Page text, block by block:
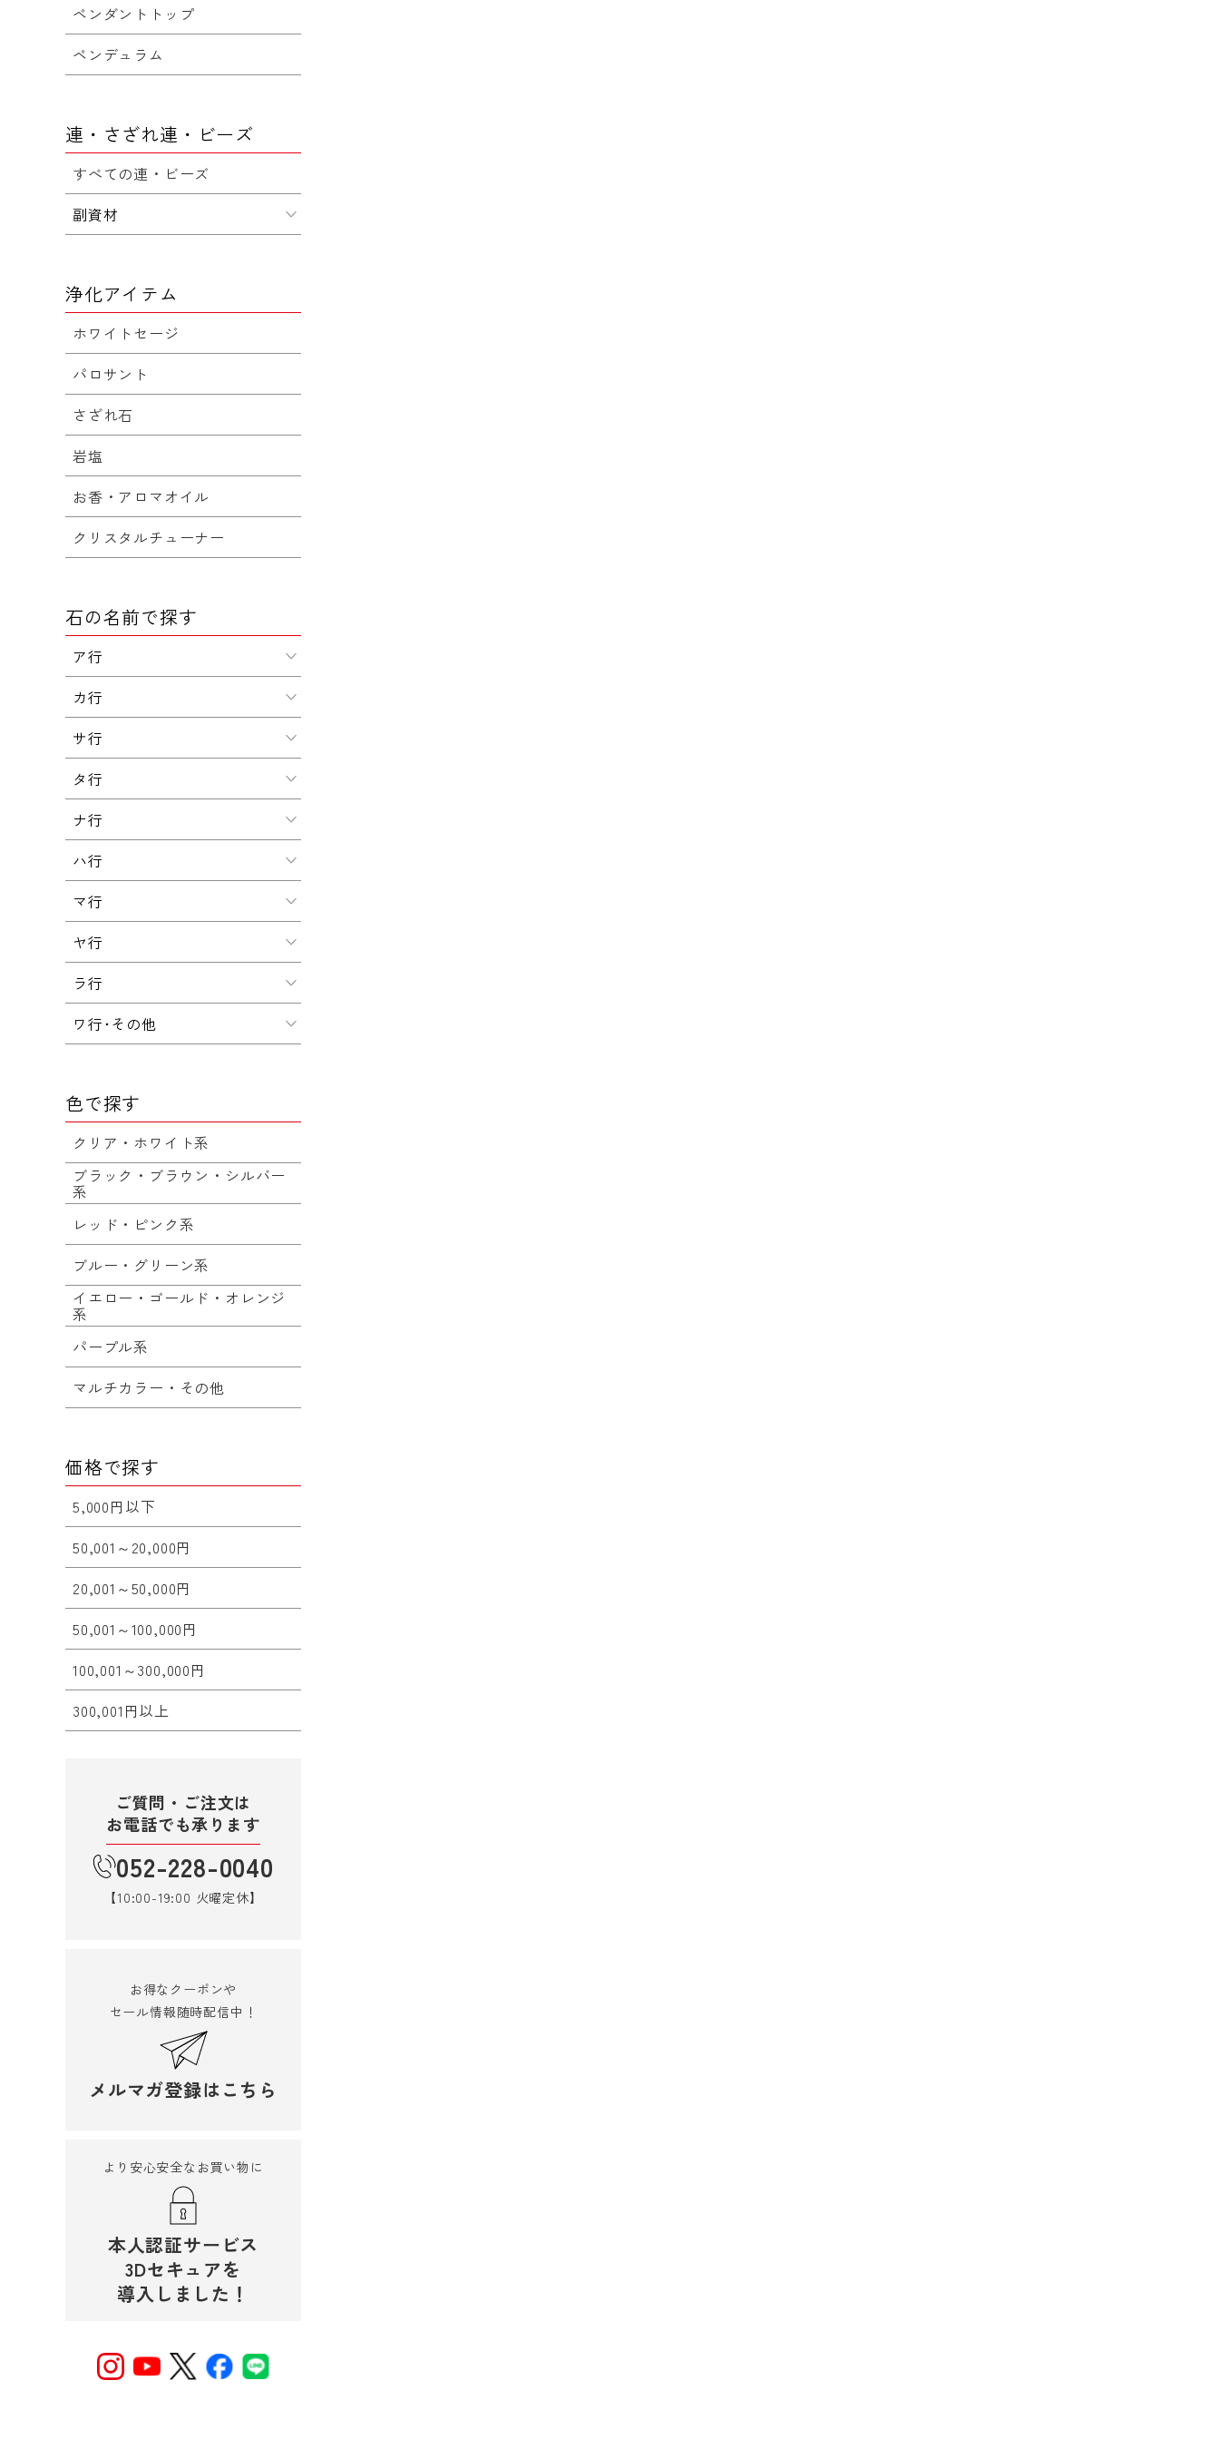
ペンダントトップ
ペンデュラム
連・さざれ連・ビーズ
すべての連・ビーズ
副資材
浄化アイテム
ホワイトセージ
パロサント
さざれ石
岩塩
お香・アロマオイル
クリスタルチューナー
石の名前で探す
ア行
カ行
サ行
タ行
ナ行
ハ行
マ行
ヤ行
ラ行
ワ行･その他
色で探す
クリア・ホワイト系
ブラック・ブラウン・シルバー
系
レッド・ピンク系
ブルー・グリーン系
イエロー・ゴールド・オレンジ
系
パープル系
マルチカラー・その他
価格で探す
5,000円以下
50,001～20,000円
20,001～50,000円
50,001～100,000円
100,001～300,000円
300,001円以上
ご質問・ご注文は
お電話でも承ります
052-228-0040
【10:00-19:00 火曜定休】
お得なクーポンや
セール情報随時配信中！
メルマガ登録はこちら
より安心安全なお買い物に
本人認証サービス
3Dセキュアを
導入しました！